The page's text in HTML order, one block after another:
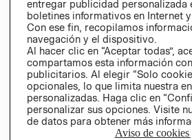
Colombia ($)
CAMBIAR REGIÓN
entregar publicidad personalizada
boletines informativos en Internet
Con ese fin, recopilamos
navegación y el dispositivo.
Al hacer clic en “Aceptar todas”,
compartamos esta información
publicitarios. Al elegir “Solo
opcionales, lo que limita nuestra
personalizadas. Haga clic en
personalizar sus opciones. Visite
de datos para obtener más
Aviso de cookies